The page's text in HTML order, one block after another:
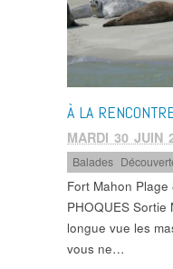
À LA
MARDI 30 JUIN
Balades
Fort Mahon Plage
PHOQUES
longue vue les
vous ne…